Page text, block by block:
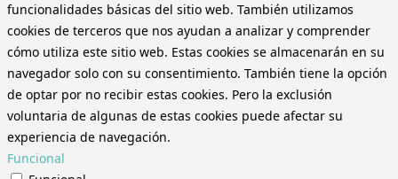
funcionalidades básicas del sitio web. También utilizamos
cookies de terceros que nos ayudan a analizar y comprender
cómo utiliza este sitio web. Estas cookies se almacenarán en su
navegador solo con su consentimiento. También tiene la opción
de optar por no recibir estas cookies. Pero la exclusión
voluntaria de algunas de estas cookies puede afectar su
experiencia de navegación.
Funcional